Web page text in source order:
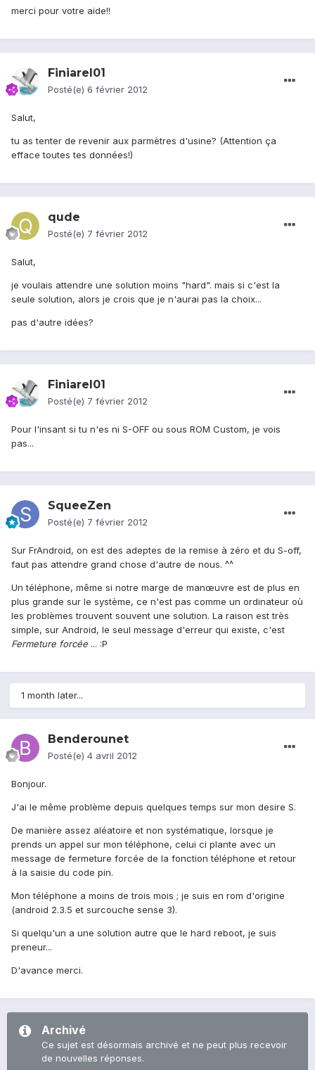
merci pour votre aide!!
Finiarel01
Posté(e) 6 février 2012
Salut,
tu as tenter de revenir aux parmètres d'usine? (Attention ça
efface toutes tes données!)
qude
Posté(e) 7 février 2012
Salut,
je voulais attendre une solution moins "hard". mais si c'est la
seule solution, alors je crois que je n'aurai pas la choix...
pas d'autre idées?
Finiarel01
Posté(e) 7 février 2012
Pour l'insant si tu n'es ni S-OFF ou sous ROM Custom, je vois
pas...
SqueeZen
Posté(e) 7 février 2012
Sur FrAndroid, on est des adeptes de la remise à zéro et du S-off,
faut pas attendre grand chose d'autre de nous. ^^
Un téléphone, même si notre marge de manœuvre est de plus en
plus grande sur le système, ce n'est pas comme un ordinateur où
les problèmes trouvent souvent une solution. La raison est très
simple, sur Android, le seul message d'erreur qui existe, c'est
Fermeture forcée ... :P
1 month later...
Benderounet
Posté(e) 4 avril 2012
Bonjour.
J'ai le même problème depuis quelques temps sur mon desire S.
De manière assez aléatoire et non systématique, lorsque je
prends un appel sur mon téléphone, celui ci plante avec un
message de fermeture forcée de la fonction téléphone et retour
à la saisie du code pin.
Mon téléphone a moins de trois mois ; je suis en rom d'origine
(android 2.3.5 et surcouche sense 3).
Si quelqu'un a une solution autre que le hard reboot, je suis
preneur...
D'avance merci.
Archivé
Ce sujet est désormais archivé et ne peut plus recevoir
de nouvelles réponses.